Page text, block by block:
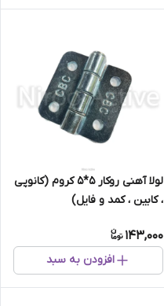
لولا آهنی روکار 5*5 کروم (کانوپی
، کابین ، کمد و فایل)
143,000
افزودن به سبد